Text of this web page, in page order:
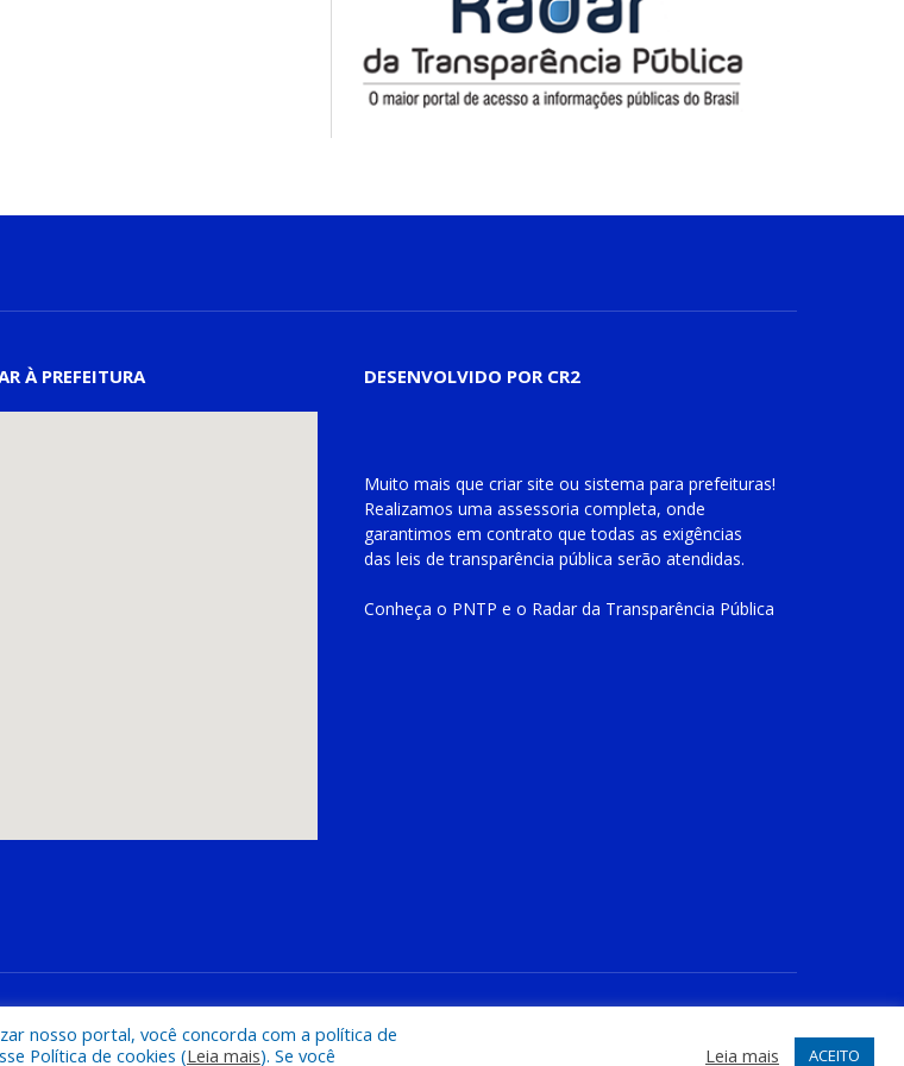
À PREFEITURA DESENVOLVIDO POR CR2
Muito mais que criar site ou sistema para prefeituras!
Realizamos uma assessoria completa, onde
garantimos em contrato que todas as exigências
das leis de transparência pública serão atendidas.
Conheça o PNTP e o Radar da Transparência Pública
nosso portal, você concorda com a política de
Política de cookies (Leia mais). Se você
Leia mais ACEITO